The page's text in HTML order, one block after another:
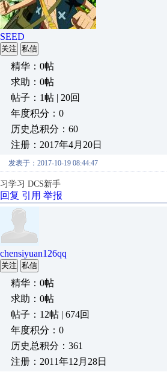
SEED
关注 私信
精华：0帖
求助：0帖
帖子：1帖 | 20回
年度积分：0
历史总积分：60
注册：2017年4月20日
发表于：2017-10-19 08:44:47
习学习 DCS新手
回复 引用 举报
chensiyuan126qq
关注 私信
精华：0帖
求助：0帖
帖子：12帖 | 674回
年度积分：0
历史总积分：361
注册：2011年12月28日